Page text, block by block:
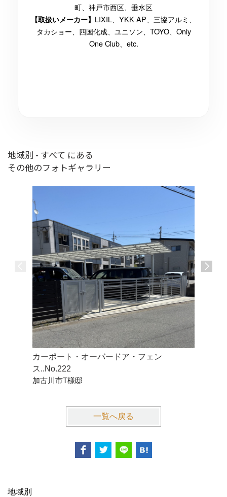
町、神戸市西区、垂水区
【取扱いメーカー】 LIXIL、YKK AP、三協アルミ、
タカショー、四国化成、ユニソン、TOYO、Only
One Club、etc.
地域別 - すべて にある
その他のフォトギャラリー
カーポート・オーバードア・フェン
ス..No.222
加古川市T様邸
一覧へ戻る
地域別